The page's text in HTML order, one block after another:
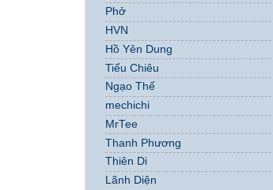
Phở
HVN
Hồ Yên Dung
Tiểu Chiêu
Ngạo Thế
mechichi
MrTee
Thanh Phương
Thiên Di
Lãnh Diện